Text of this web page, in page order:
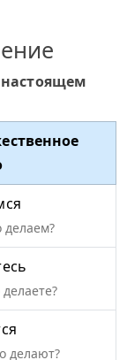
делают?